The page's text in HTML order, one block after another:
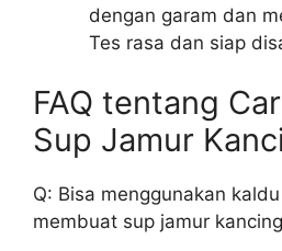
dengan garam dan
Tes rasa dan siap
FAQ tentang
Sup Jamur
Q: Bisa menggunakan
membuat sup jamur